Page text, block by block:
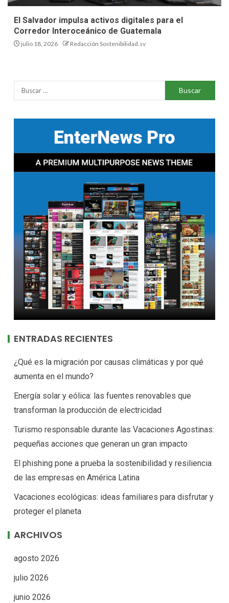
El Salvador impulsa activos digitales para el
Corredor Interoceánico de Guatemala
julio 18, 2026 Redacción Sostenibilidad.sv
ENTRADAS RECIENTES
¿Qué es la migración por causas climáticas y por qué
aumenta en el mundo?
Energía solar y eólica: las fuentes renovables que
transforman la producción de electricidad
Turismo responsable durante las Vacaciones Agostinas:
pequeñas acciones que generan un gran impacto
El phishing pone a prueba la sostenibilidad y resiliencia
de las empresas en América Latina
Vacaciones ecológicas: ideas familiares para disfrutar y
proteger el planeta
ARCHIVOS
agosto 2026
julio 2026
junio 2026